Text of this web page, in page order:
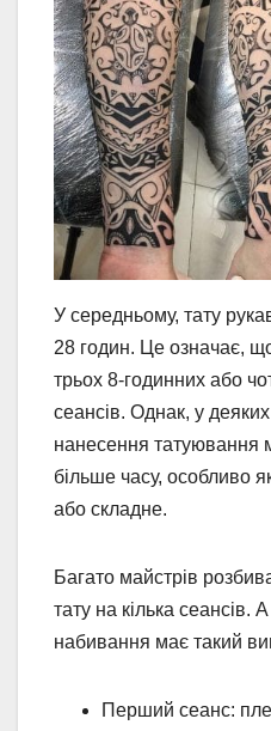
У середньому, тату
28 годин. Це означає,
трьох 8-годинних або
сеансів. Однак, у
нанесення татуювання
більше часу, особливо
або складне.
Багато майстрів
тату на кілька сеансів.
набивання має такий
Перший сеанс: